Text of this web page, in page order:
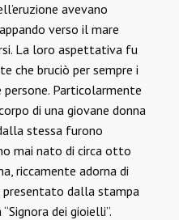
avevano
verso il mare
La loro aspettativa fu
che bruciò per sempre i
persone. Particolarmente
di una giovane donna
stessa furono
mai nato di circa otto
riccamente adorna di
presentato dalla stampa
dei gioielli”.